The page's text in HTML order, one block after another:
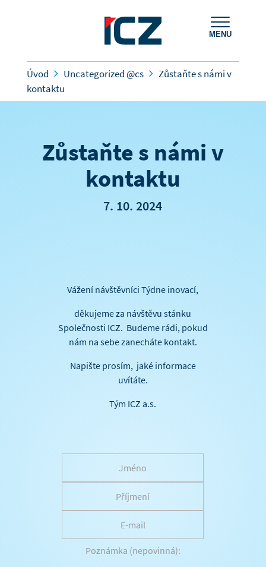
MENU
Úvod Uncategorized @cs
Zůstaňte s námi v
kontaktu
Zůstaňte s námi v
kontaktu
7. 10. 2024
Vážení návštěvníci Týdne inovací,
děkujeme za návštěvu stánku
Společnosti ICZ. Budeme rádi, pokud
nám na sebe zanecháte kontakt.
Napište prosím, jaké informace
uvítáte.
Tým ICZ a.s.
m
n
ř
j
m
-
m
P